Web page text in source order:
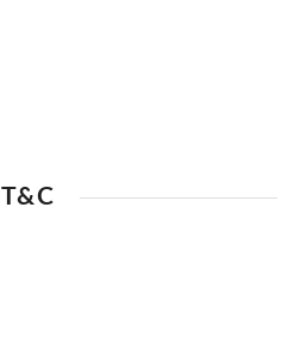
T&C